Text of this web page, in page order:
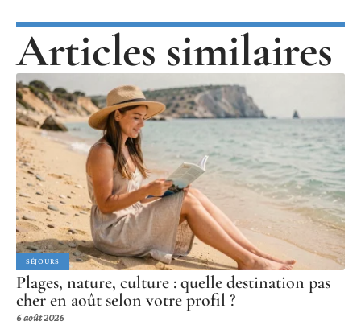
Articles similaires
SÉJOURS
Plages, nature, culture : quelle destination pas
cher en août selon votre profil ?
6 août 2026